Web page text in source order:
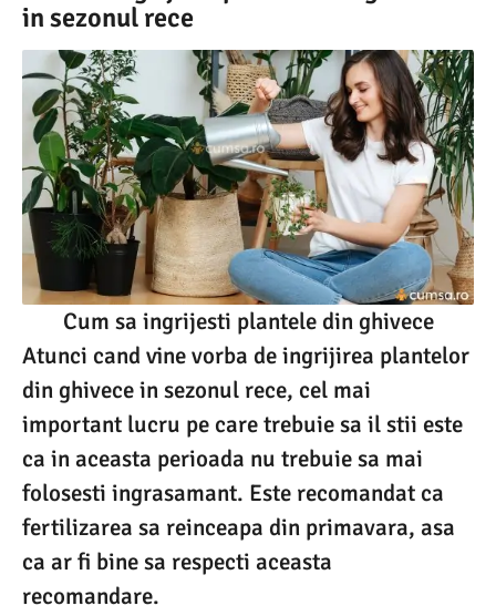
in sezonul rece
Cum sa ingrijesti plantele din ghivece
Atunci cand vine vorba de ingrijirea plantelor
din ghivece in sezonul rece, cel mai
important lucru pe care trebuie sa il stii este
ca in aceasta perioada nu trebuie sa mai
folosesti ingrasamant. Este recomandat ca
fertilizarea sa reinceapa din primavara, asa
ca ar fi bine sa respecti aceasta
recomandare.